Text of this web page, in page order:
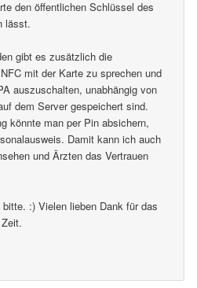
den öffentlichen Schlüssel des
lässt.
gibt es zusätzlich die
mit der Karte zu sprechen und
auszuschalten, unabhängig von
dem Server gespeichert sind.
könnte man per Pin absichern,
Damit kann ich auch
und Ärzten das Vertrauen
:) Vielen lieben Dank für das